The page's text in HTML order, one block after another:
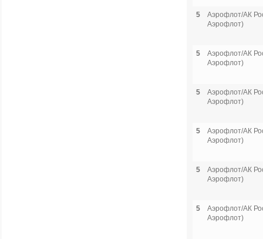
5
Аэрофлот/АК
Аэрофлот)
5
Аэрофлот/АК
Аэрофлот)
5
Аэрофлот/АК
Аэрофлот)
5
Аэрофлот/АК
Аэрофлот)
5
Аэрофлот/АК
Аэрофлот)
5
Аэрофлот/АК
Аэрофлот)